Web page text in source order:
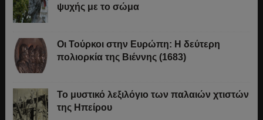
ψυχής με το σώμα
Οι Τούρκοι στην Ευρώπη: Η δεύτερη
πολιορκία της Βιέννης (1683)
Το μυστικό λεξιλόγιο των παλαιών χτιστών
της Ηπείρου